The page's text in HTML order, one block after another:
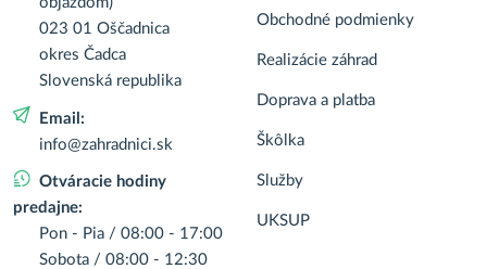
023 01 Oščadnica
okres Čadca
Slovenská republika
Email:
info@zahradnici.sk
Otváracie hodiny
predajne:
Pon - Pia / 08:00 - 17:00
Sobota / 08:00 - 12:30
Obchodné podmienky
Realizácie záhrad
Doprava a platba
Škôlka
Služby
UKSUP